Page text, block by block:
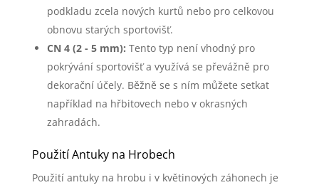
podkladu zcela nových kurtů nebo pro celkovou
obnovu starých sportovišť.
CN 4 (2 - 5 mm): Tento typ není vhodný pro
pokrývání sportovišť a využívá se převážně pro
dekorační účely. Běžně se s ním můžete setkat
například na hřbitovech nebo v okrasných
zahradách.
Použití Antuky na Hrobech
Použití antuky na hrobu i v květinových záhonech je